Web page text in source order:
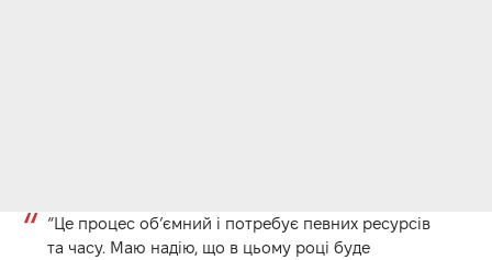
“Це процес об’ємний і потребує певних ресурсів
та часу. Маю надію, що в цьому році буде